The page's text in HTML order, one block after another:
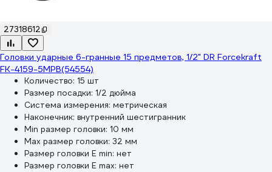
27318612
Головки ударные 6-гранные 15 предметов, 1/2" DR Forcekraft
FK-4159-5MPB(54554)
Количество: 15 шт
Размер посадки: 1/2 дюйма
Система измерения: метрическая
Наконечник: внутренний шестигранник
Min размер головки: 10 мм
Max размер головки: 32 мм
Размер головки E min: нет
Размер головки E max: нет